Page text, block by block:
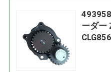
ーダー